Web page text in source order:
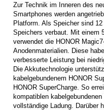
Zur Technik im Inneren des
Smartphones werden
Platform. Als Speicher sind
Speichers verbaut. Mit einem
verwendet die HONOR
Anodenmaterialien. Diese
verbesserte Leistung bei
Die Akkutechnologie
kabelgebundenem HONOR
HONOR SuperCharge. So
kompatiblen
vollständige Ladung. Darüber